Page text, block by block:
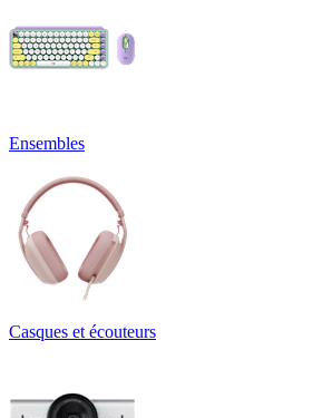
Ensembles
Casques et écouteurs